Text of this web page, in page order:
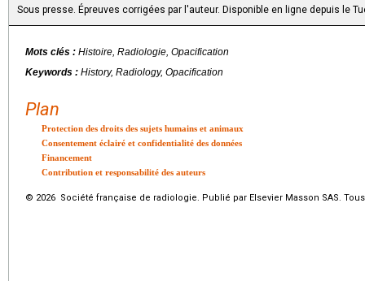
Sous presse. Épreuves corrigées par l'auteur. Disponible en ligne depuis le
Mots clés : Histoire, Radiologie, Opacification
Keywords : History, Radiology, Opacification
Plan
Protection des droits des sujets humains et animaux
Consentement éclairé et confidentialité des données
Financement
Contribution et responsabilité des auteurs
© 2026 Société française de radiologie. Publié par Elsevier Masson SAS.